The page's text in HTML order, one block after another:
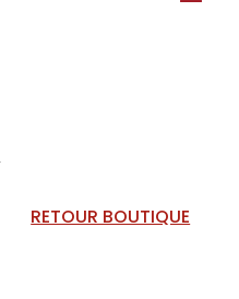
RETOUR BOUTIQUE